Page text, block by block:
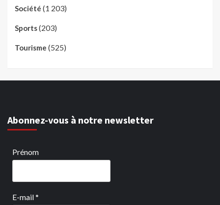
Société (1 203)
Sports(203)
Tourisme (525)
Abonnez-vous à notre newsletter
Prénom
E-mail*